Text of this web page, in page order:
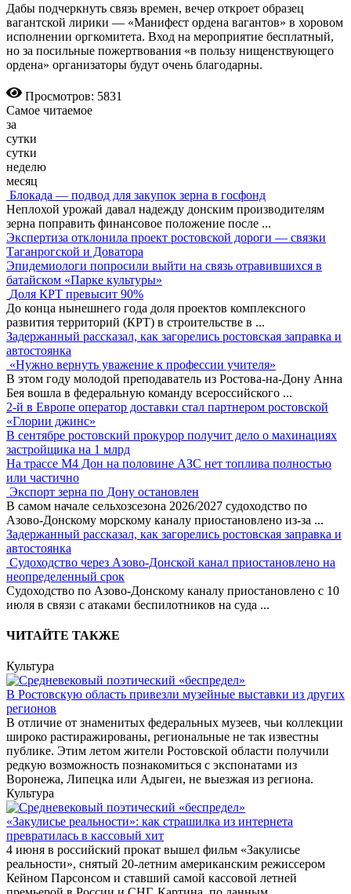
Дабы подчеркнуть связь времен, вечер откроет образец
вагантской лирики — «Манифест ордена вагантов» в хоровом
исполнении оргкомитета. Вход на мероприятие бесплатный,
но за посильные пожертвования «в пользу нищенствующего
ордена» организаторы будут очень благодарны.
Просмотров: 5831
Самое читаемое
за
сутки
сутки
неделю
месяц
Блокада — подвод для закупок зерна в госфонд
Неплохой урожай давал надежду донским производителям
зерна поправить финансовое положение после ...
Экспертиза отклонила проект ростовской дороги — связки
Таганрогской и Доватора
Эпидемиологи попросили выйти на связь отравившихся в
батайском «Парке культуры»
Доля КРТ превысит 90%
До конца нынешнего года доля проектов комплексного
развития территорий (КРТ) в строительстве в ...
Задержанный рассказал, как загорелись ростовская заправка и
автостоянка
«Нужно вернуть уважение к профессии учителя»
В этом году молодой преподаватель из Ростова-на-Дону Анна
Бея вошла в федеральную команду всероссийского ...
2-й в Европе оператор доставки стал партнером ростовской
«Глории джинс»
В сентябре ростовский прокурор получит дело о махинациях
застройщика на 1 млрд
На трассе М4 Дон на половине АЗС нет топлива полностью
или частично
Экспорт зерна по Дону остановлен
В самом начале сельхозсезона 2026/2027 судоходство по
Азово-Донскому морскому каналу приостановлено из-за ...
Задержанный рассказал, как загорелись ростовская заправка и
автостоянка
Судоходство через Азово-Донской канал приостановлено на
неопределенный срок
Судоходство по Азово-Донскому каналу приостановлено с 10
июля в связи с атаками беспилотников на суда ...
ЧИТАЙТЕ ТАКЖЕ
Культура
В Ростовскую область привезли музейные выставки из других
регионов
В отличие от знаменитых федеральных музеев, чьи коллекции
широко растиражированы, региональные не так известны
публике. Этим летом жители Ростовской области получили
редкую возможность познакомиться с экспонатами из
Воронежа, Липецка или Адыгеи, не выезжая из региона.
Культура
«Закулисье реальности»: как страшилка из интернета
превратилась в кассовый хит
4 июня в российский прокат вышел фильм «Закулисье
реальности», снятый 20-летним американским режиссером
Кейном Парсонсом и ставший самой кассовой летней